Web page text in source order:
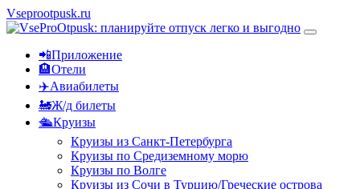
Vseprootpusk.ru
📲Приложение
🏨Отели
✈️Авиабилеты
🚂Ж/д билеты
🛳Круизы
Круизы из Санкт-Петербурга
Круизы по Средиземному морю
Круизы по Волге
Круизы из Сочи в Турцию/Греческие острова